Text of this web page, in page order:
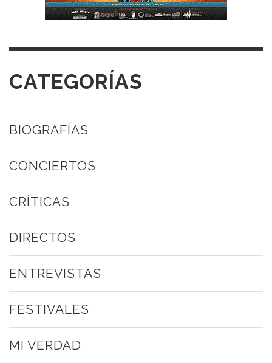
CATEGORÍAS
BIOGRAFÍAS
CONCIERTOS
CRÍTICAS
DIRECTOS
ENTREVISTAS
FESTIVALES
MI VERDAD